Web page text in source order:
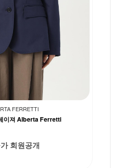
FERRETTI
이져 Alberta Ferretti
회원공개